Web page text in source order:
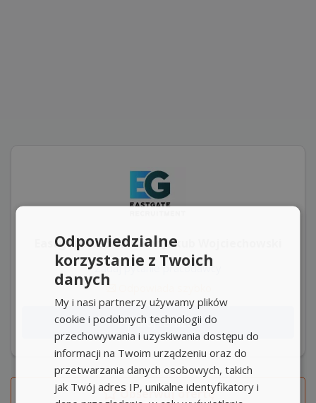
Eastgate Recruitment Jakub Wojciechowski
Zadaj pytanie pracodawcy
Aplikuj teraz
Obserwujofertę
Odpowiedzialne
korzystanie z Twoich
danych
My i nasi partnerzy używamy plików
cookie i podobnych technologii do
przechowywania i uzyskiwania dostępu do
informacji na Twoim urządzeniu oraz do
przetwarzania danych osobowych, takich
jak Twój adres IP, unikalne identyfikatory i